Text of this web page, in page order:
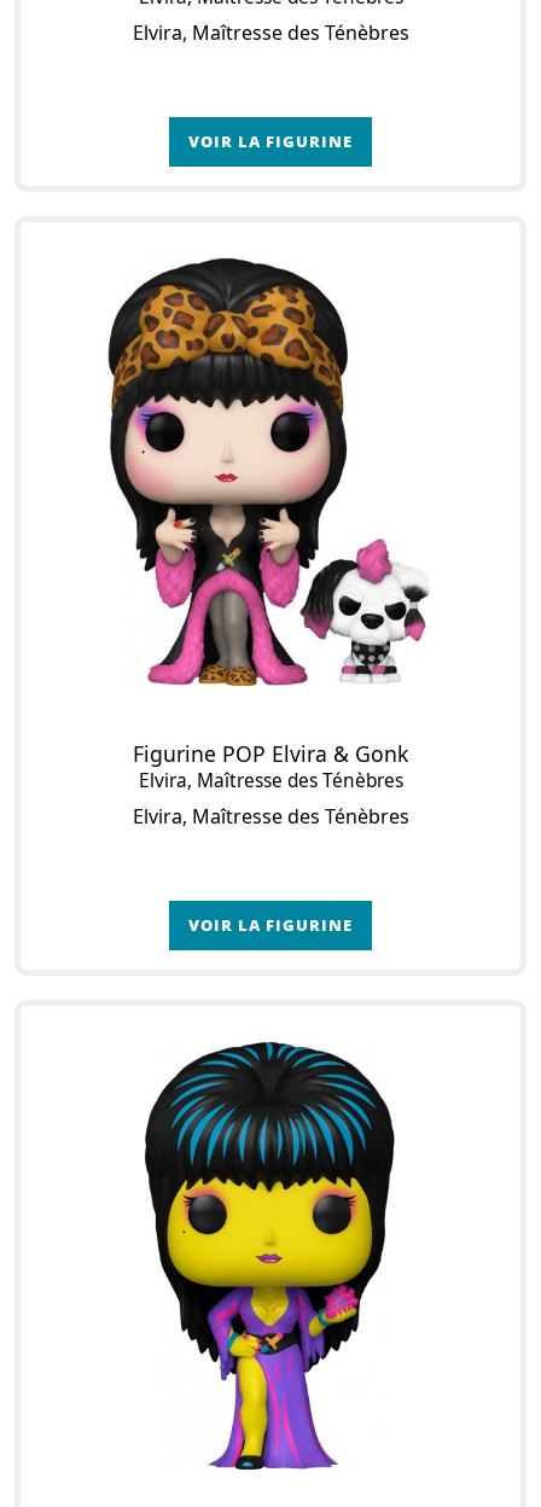
Elvira, Maîtresse des Ténèbres
VOIR LA FIGURINE
Figurine POP Elvira & Gonk
Elvira, Maîtresse des Ténèbres
Elvira, Maîtresse des Ténèbres
VOIR LA FIGURINE